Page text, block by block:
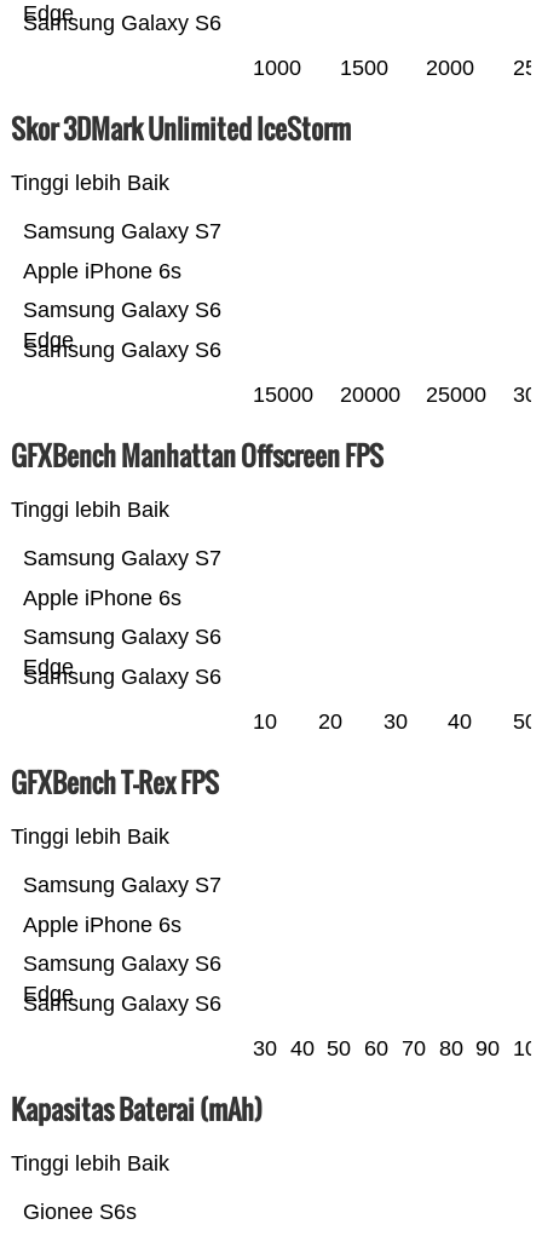
Samsung Galaxy S6
Edge
1000 1500 2000
Skor 3DMark Unlimited IceStorm
Tinggi lebih Baik
Samsung Galaxy S6
Samsung Galaxy S6
Edge
Apple iPhone 6s
Samsung Galaxy S7
15000 20000 25000
GFXBench Manhattan Offscreen FPS
Tinggi lebih Baik
Samsung Galaxy S6
Samsung Galaxy S6
Edge
Apple iPhone 6s
Samsung Galaxy S7
10 20 30 40 50
GFXBench T-Rex FPS
Tinggi lebih Baik
Samsung Galaxy S6
Samsung Galaxy S6
Edge
Apple iPhone 6s
Samsung Galaxy S7
30 40 50 60 70 80 90
Kapasitas Baterai (mAh)
Tinggi lebih Baik
Gionee S6s